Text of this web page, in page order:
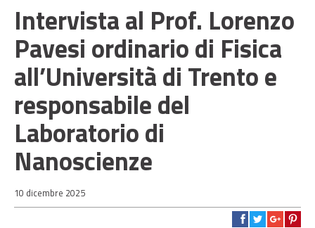
Intervista al Prof. Lorenzo
Pavesi ordinario di Fisica
all’Università di Trento e
responsabile del
Laboratorio di
Nanoscienze
10 dicembre 2025